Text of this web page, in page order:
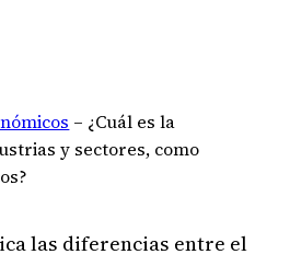
– ¿Cuál es la
y sectores, como
las diferencias entre el